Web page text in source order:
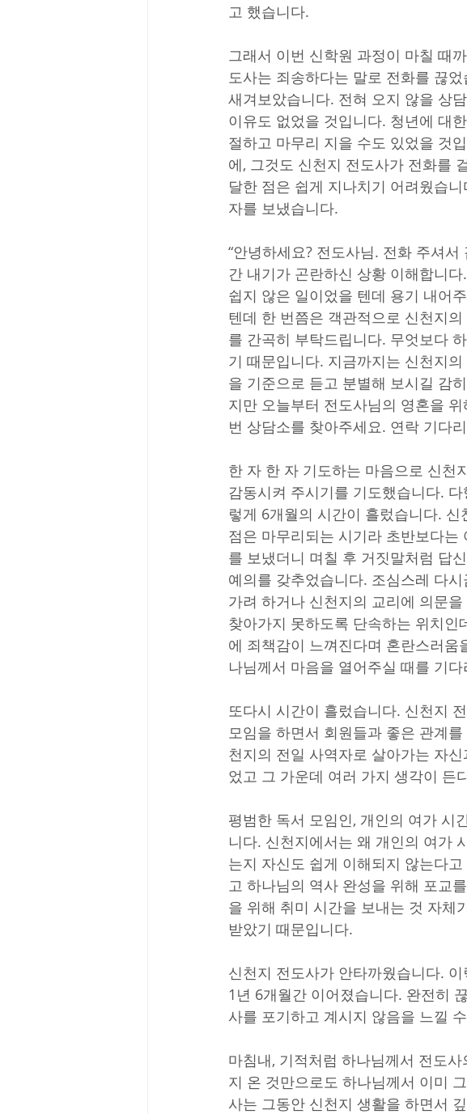
고 했습니다.
그래서 이번 신학원 과정이 마칠 때
도사는 죄송하다는 말로 전화를 끊
새겨보았습니다. 전혀 오지 않을 상
이유도 없었을 것입니다. 청년에 대
절하고 마무리 지을 수도 있었을 것
에, 그것도 신천지 전도사가 전화를
달한 점은 쉽게 지나치기 어려웠습
자를 보냈습니다.
“안녕하세요? 전도사님. 전화 주셔
간 내기가 곤란하신 상황 이해합니
쉽지 않은 일이었을 텐데 용기 내어
텐데 한 번쯤은 객관적으로 신천지
를 간곡히 부탁드립니다. 무엇보다
기 때문입니다. 지금까지는 신천지
을 기준으로 듣고 분별해 보시길 감
지만 오늘부터 전도사님의 영혼을
번 상담소를 찾아주세요. 연락 기다
한 자 한 자 기도하는 마음으로 신천
감동시켜 주시기를 기도했습니다.
렇게 6개월의 시간이 흘렀습니다.
점은 마무리되는 시기라 초반보다
를 보냈더니 며칠 후 거짓말처럼 답
예의를 갖추었습니다. 조심스레 다
가려 하거나 신천지의 교리에 의문
찾아가지 못하도록 단속하는 위치
에 죄책감이 느껴진다며 혼란스러
나님께서 마음을 열어주실 때를 기
또다시 시간이 흘렀습니다. 신천지
모임을 하면서 회원들과 좋은 관계
천지의 전일 사역자로 살아가는 자
었고 그 가운데 여러 가지 생각이 든
평범한 독서 모임인, 개인의 여가 시
니다. 신천지에서는 왜 개인의 여가
는지 자신도 쉽게 이해되지 않는다
고 하나님의 역사 완성을 위해 포교
을 위해 취미 시간을 보내는 것 자체
받았기 때문입니다.
신천지 전도사가 안타까웠습니다.
1년 6개월간 이어졌습니다. 완전히
사를 포기하고 계시지 않음을 느낄
마침내, 기적처럼 하나님께서 전도
지 온 것만으로도 하나님께서 이미
사는 그동안 신천지 생활을 하면서